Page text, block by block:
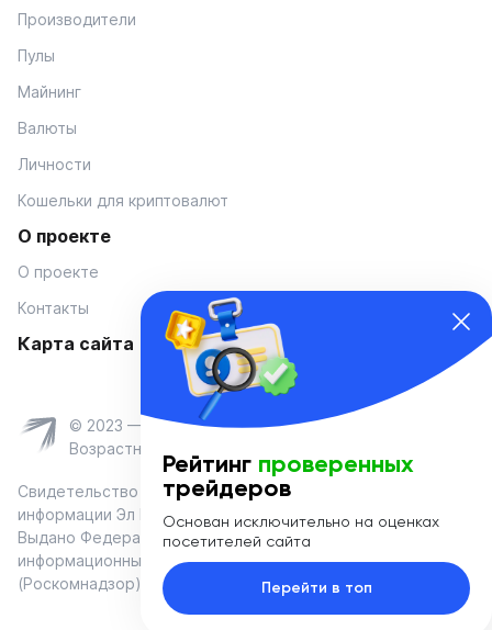
Производители
Пулы
Майнинг
Валюты
Личности
Кошельки для криптовалют
О проекте
О проекте
Контакты
Карта сайта
© 2023 — Coinmania
Возрастное ограничение 16+
Свидетельство о регистрации средства массовой
информации Эл № ФС 77-74908 от «25» января 2019 г.
Выдано Федеральной службой по надзору в сфере связи,
информационных технологий и массовых коммуникаций
(Роскомнадзор)
Рейтинг проверенных
трейдеров
Основан исключительно на оценках
посетителей сайта
Перейти в топ